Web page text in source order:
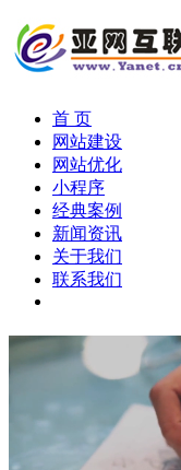
首 页
网站建设
网站优化
小程序
经典案例
新闻资讯
关于我们
联系我们